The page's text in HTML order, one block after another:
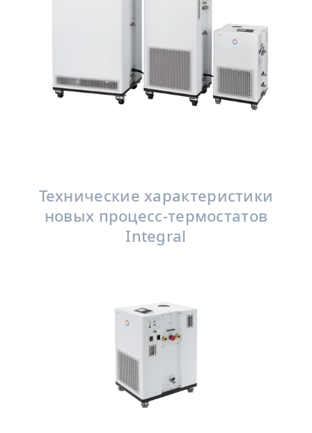
Технические характеристики
новых процесс-термостатов
Integral